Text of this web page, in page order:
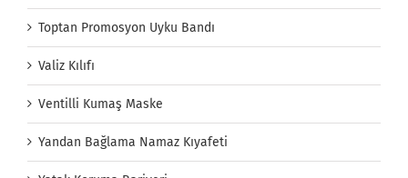
Toptan Promosyon Uyku Bandı
Valiz Kılıfı
Ventilli Kumaş Maske
Yandan Bağlama Namaz Kıyafeti